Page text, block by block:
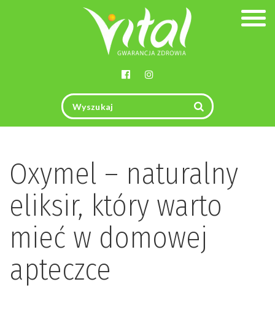
Oxymel – naturalny
eliksir, który warto
mieć w domowej
apteczce